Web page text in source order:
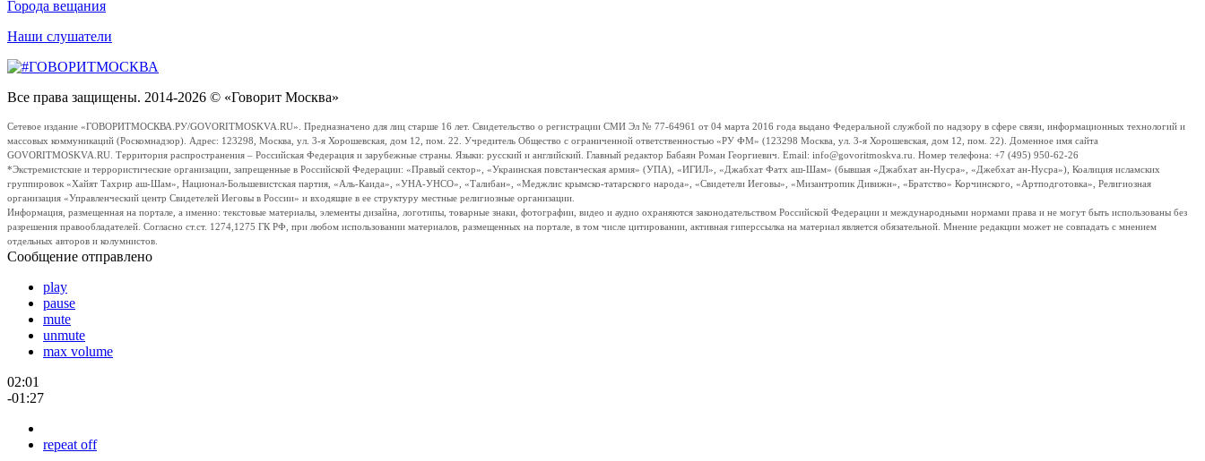
Города вещания
Наши слушатели
Все права защищены. 2014-2026 © «Говорит Москва»
Сетевое издание «ГОВОРИТМОСКВА.РУ/GOVORITMOSKVA.RU». Предназначено для лиц старше 16 лет. Свидетельство о регистрации СМИ Эл № 77-64961 от 04 марта 2016 года выдано Федеральной службой по надзору в сфере связи, информационных технологий и
массовых коммуникаций (Роскомнадзор). Адрес: 123298, Москва, ул. 3-я Хорошевская, дом 12, пом. 22. Учредитель Общество с ограниченной ответственностью «РУ ФМ» (123298 Москва, ул. 3-я Хорошевская, дом 12, пом. 22). Доменное имя сайта
GOVORITMOSKVA.RU. Территория распространения – Российская Федерация и зарубежные страны. Языки: русский и английский. Главный редактор Бабаян Роман Георгиевич. Email: info@govoritmoskva.ru. Номер телефона: +7 (495) 950-62-26
*Экстремистские и террористические организации, запрещенные в Российской Федерации: «Правый сектор», «Украинская повстанческая армия» (УПА), «ИГИЛ», «Джабхат Фатх аш-Шам» (бывшая «Джабхат ан-Нусра», «Джебхат ан-Нусра»), Коалиция исламских
группировок «Хайят Тахрир аш-Шам», Национал-Большевистская партия, «Аль-Каида», «УНА-УНСО», «Талибан», «Меджлис крымско-татарского народа», «Свидетели Иеговы», «Мизантропик Дивижн», «Братство» Корчинского, «Артподготовка», Религиозная
организация «Управленческий центр Свидетелей Иеговы в России» и входящие в ее структуру местные религиозные организации.
Информация, размещенная на портале, а именно: текстовые материалы, элементы дизайна, логотипы, товарные знаки, фотографии, видео и аудио охраняются законодательством Российской Федерации и международными нормами права и не могут быть использованы без
разрешения правообладателей. Согласно ст.ст. 1274,1275 ГК РФ, при любом использовании материалов, размещенных на портале, в том числе цитировании, активная гиперссылка на материал является обязательной. Мнение редакции может не совпадать с мнением
отдельных авторов и колумнистов.
Сообщение отправлено
play
pause
mute
unmute
max volume
02:01
-01:27
repeat off